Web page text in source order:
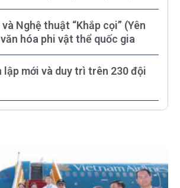
Nghệ thuật “Khắp cọi” (Yên
hóa phi vật thể quốc gia
lập mới và duy trì trên 230 đội